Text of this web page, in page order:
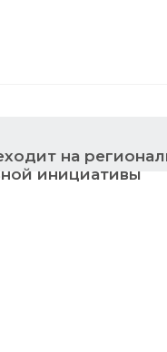
на
инициативы